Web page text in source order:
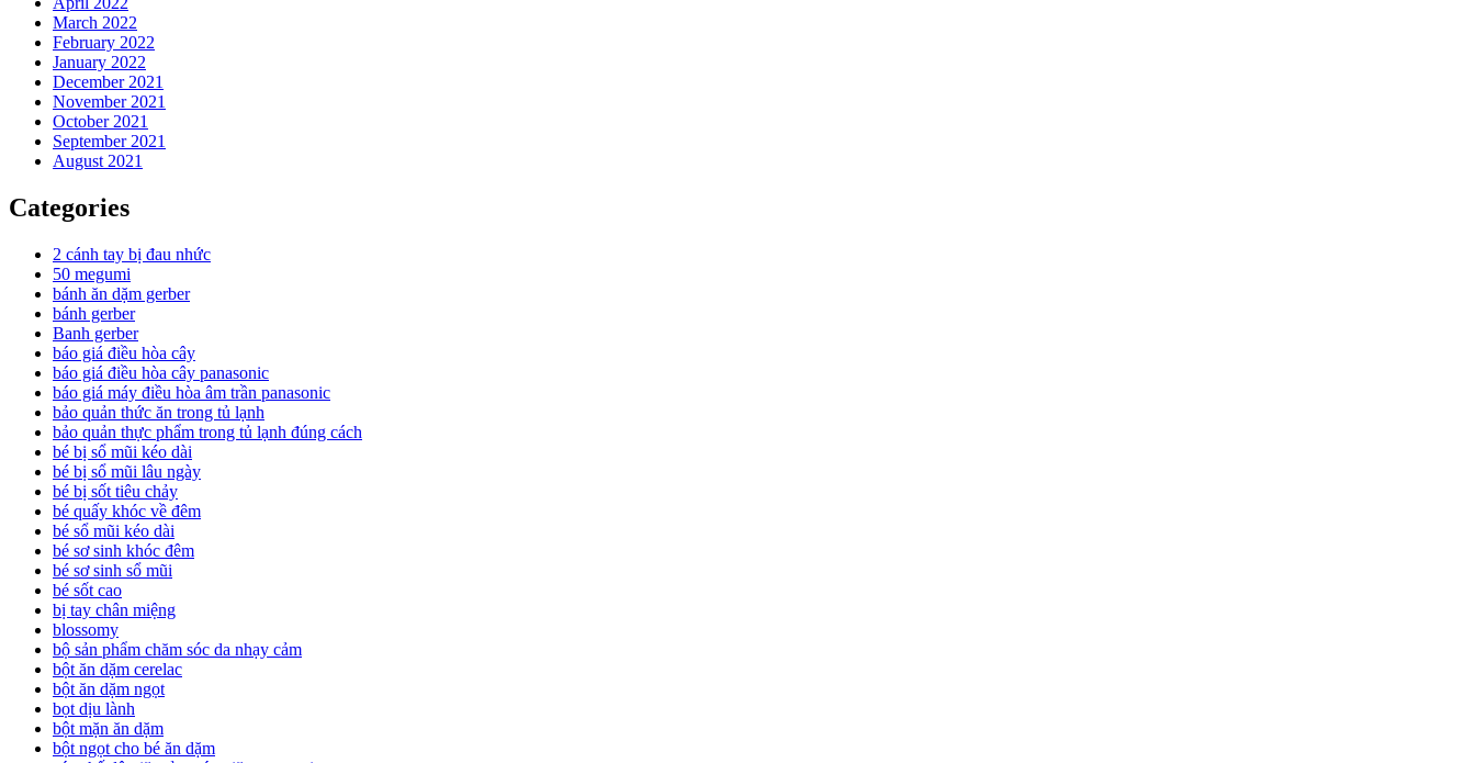
March 2022
February 2022
January 2022
December 2021
November 2021
October 2021
September 2021
August 2021
Categories
2 cánh tay bị đau nhức
50 megumi
bánh ăn dặm gerber
bánh gerber
Banh gerber
báo giá điều hòa cây
báo giá điều hòa cây panasonic
báo giá máy điều hòa âm trần panasonic
bảo quản thức ăn trong tủ lạnh
bảo quản thực phẩm trong tủ lạnh đúng cách
bé bị sổ mũi kéo dài
bé bị sổ mũi lâu ngày
bé bị sốt tiêu chảy
bé quấy khóc về đêm
bé sổ mũi kéo dài
bé sơ sinh khóc đêm
bé sơ sinh sổ mũi
bé sốt cao
bị tay chân miệng
blossomy
bộ sản phẩm chăm sóc da nhạy cảm
bột ăn dặm cerelac
bột ăn dặm ngọt
bọt dịu lành
bột mặn ăn dặm
bột ngọt cho bé ăn dặm